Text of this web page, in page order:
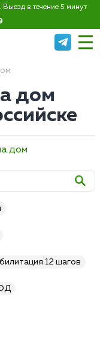
в течение 5 минут
дом
дом
12 шагов